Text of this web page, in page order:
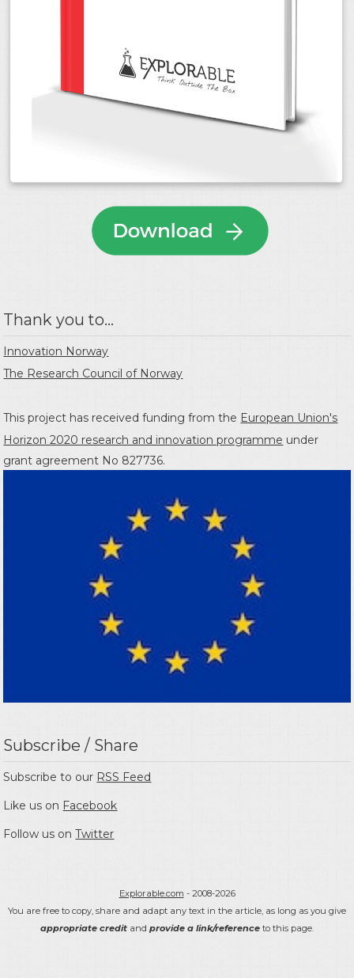
Thank you to...
Innovation Norway
The Research Council of Norway
This project has received funding from the European Union's
Horizon 2020 research and innovation programme under
grant agreement No 827736.
Subscribe / Share
Subscribe to our RSS Feed
Like us on Facebook
Follow us onTwitter
Explorable.com - 2008-2026
You are free to copy, share and adapt any text in the article, as long as you give
appropriate credit and provide a link/reference to this page.